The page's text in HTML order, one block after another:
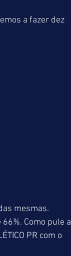
a fazer dez
mesmas.
Como pule a
PR com o